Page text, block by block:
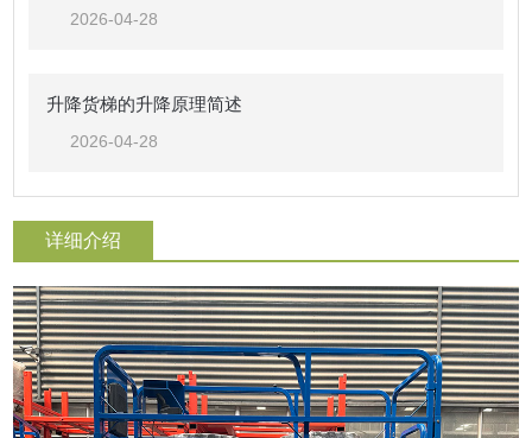
2026-04-28
升降货梯的升降原理简述
2026-04-28
详细介绍